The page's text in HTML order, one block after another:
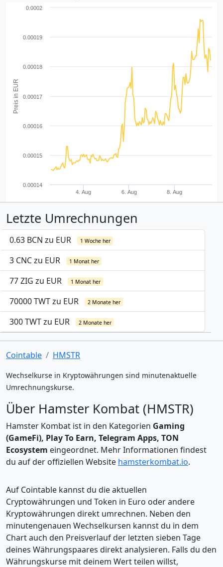
Preis in EUR
4. Aug 6. Aug 8. Aug
0.00014
0.00015
0.00016
0.00017
0.00018
0.00019
0.0002
Letzte Umrechnungen
0.63 BCN zu EUR 1 Woche her
3 CNC zu EUR 1 Monat her
77 ZIG zu EUR 1 Monat her
70000 TWT zu EUR 2 Monate her
300 TWT zu EUR 2 Monate her
Cointable HMSTR
Wechselkurse in Kryptowährungen sind minutenaktuelle
Umrechnungskurse.
Über Hamster Kombat (HMSTR)
Hamster Kombat ist in den Kategorien Gaming
(GameFi), Play To Earn, Telegram Apps, TON
Ecosystem eingeordnet. Mehr Informationen findest
du auf der offiziellen Website hamsterkombat.io.
Auf Cointable kannst du die aktuellen
Cryptowährungen und Token in Euro oder andere
Kryptowährungen direkt umrechnen. Neben den
minutengenauen Wechselkursen kannst du in dem
Chart auch den Preisverlauf der letzten sieben Tage
deines Währungspaares direkt analysieren. Falls du den
Währungskurse mit deinem Wert teilen willst,